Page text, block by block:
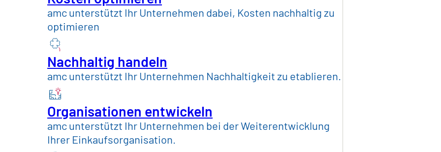
amc unterstützt Ihr Unternehmen dabei, Kosten nachhaltig zu
optimieren
Nachhaltig handeln
amc unterstützt Ihr Unternehmen Nachhaltigkeit zu etablieren.
Organisationen entwickeln
amc unterstützt Ihr Unternehmen bei der Weiterentwicklung
Ihrer Einkaufsorganisation.
Maschinenbau & Anlagenbau
Telekommunikation & IT
Versorger und öffentliche Auftraggeber
InsightsZukunftswerkstatteSolution Longlist